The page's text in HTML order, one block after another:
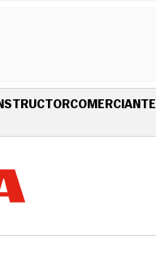
COMERCIANTE